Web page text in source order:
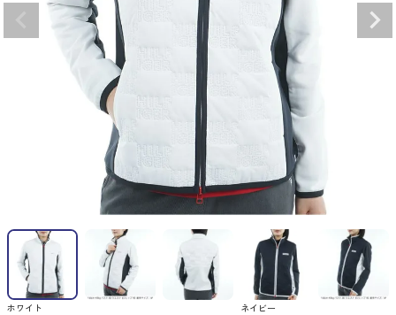
ホワイト ネイビー